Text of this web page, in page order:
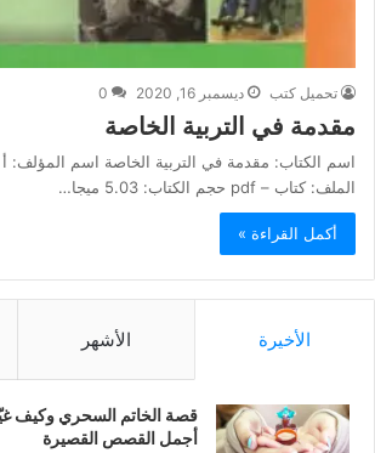
تحميل كتب ديسمبر 16, 2020 0
مقدمة في التربية الخاصة
اسم الكتاب: مقدمة في التربية الخاصة اسم المؤلف: أ
الملف: كتاب – pdf حجم الكتاب: 5.03 ميجا…
أكمل القراءة »
الأخيرة الأشهر
قصة الخاتم السحري وكيف
أجمل القصص القصيرة